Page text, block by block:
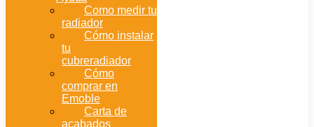
Como medir tu
radiador
Cómo instalar
tu
cubreradiador
Cómo
comprar en
Emoble
Carta de
acabados